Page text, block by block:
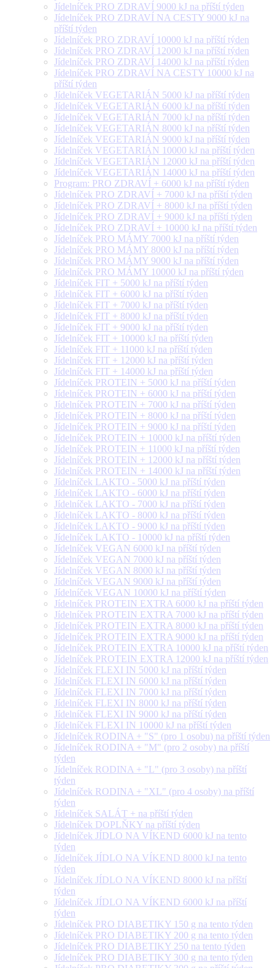
Jídelníček PRO ZDRAVÍ 9000 kJ na příští týden
Jídelníček PRO ZDRAVÍ NA CESTY 9000 kJ na
příští týden
Jídelníček PRO ZDRAVÍ 10000 kJ na příští týden
Jídelníček PRO ZDRAVÍ 12000 kJ na příští týden
Jídelníček PRO ZDRAVÍ 14000 kJ na příští týden
Jídelníček PRO ZDRAVÍ NA CESTY 10000 kJ na
příští týden
Jídelníček VEGETARIÁN 5000 kJ na příští týden
Jídelníček VEGETARIÁN 6000 kJ na příští týden
Jídelníček VEGETARIÁN 7000 kJ na příští týden
Jídelníček VEGETARIÁN 8000 kJ na příští týden
Jídelníček VEGETARIÁN 9000 kJ na příští týden
Jídelníček VEGETARIÁN 10000 kJ na příští týden
Jídelníček VEGETARIÁN 12000 kJ na příští týden
Jídelníček VEGETARIÁN 14000 kJ na příští týden
Program: PRO ZDRAVÍ + 6000 kJ na příští týden
Jídelníček PRO ZDRAVÍ + 7000 kJ na příští týden
Jídelníček PRO ZDRAVÍ + 8000 kJ na příští týden
Jídelníček PRO ZDRAVÍ + 9000 kJ na příští týden
Jídelníček PRO ZDRAVÍ + 10000 kJ na příští týden
Jídelníček PRO MÁMY 7000 kJ na příští týden
Jídelníček PRO MÁMY 8000 kJ na příští týden
Jídelníček PRO MÁMY 9000 kJ na příští týden
Jídelníček PRO MÁMY 10000 kJ na příští týden
Jídelníček FIT + 5000 kJ na příští týden
Jídelníček FIT + 6000 kJ na příští týden
Jídelníček FIT + 7000 kJ na příští týden
Jídelníček FIT + 8000 kJ na příští týden
Jídelníček FIT + 9000 kJ na příští týden
Jídelníček FIT + 10000 kJ na příští týden
Jídelníček FIT + 11000 kJ na příští týden
Jídelníček FIT + 12000 kJ na příští týden
Jídelníček FIT + 14000 kJ na příští týden
Jídelníček PROTEIN + 5000 kJ na příští týden
Jídelníček PROTEIN + 6000 kJ na příští týden
Jídelníček PROTEIN + 7000 kJ na příští týden
Jídelníček PROTEIN + 8000 kJ na příští týden
Jídelníček PROTEIN + 9000 kJ na příští týden
Jídelníček PROTEIN + 10000 kJ na příští týden
Jídelníček PROTEIN + 11000 kJ na příští týden
Jídelníček PROTEIN + 12000 kJ na příští týden
Jídelníček PROTEIN + 14000 kJ na příští týden
Jídelníček LAKTO - 5000 kJ na příští týden
Jídelníček LAKTO - 6000 kJ na příští týden
Jídelníček LAKTO - 7000 kJ na příští týden
Jídelníček LAKTO - 8000 kJ na příští týden
Jídelníček LAKTO - 9000 kJ na příští týden
Jídelníček LAKTO - 10000 kJ na příští týden
Jídelníček VEGAN 6000 kJ na příští týden
Jídelníček VEGAN 7000 kJ na příští týden
Jídelníček VEGAN 8000 kJ na příští týden
Jídelníček VEGAN 9000 kJ na příští týden
Jídelníček VEGAN 10000 kJ na příští týden
Jídelníček PROTEIN EXTRA 6000 kJ na příští týden
Jídelníček PROTEIN EXTRA 7000 kJ na příští týden
Jídelníček PROTEIN EXTRA 8000 kJ na příští týden
Jídelníček PROTEIN EXTRA 9000 kJ na příští týden
Jídelníček PROTEIN EXTRA 10000 kJ na příští týden
Jídelníček PROTEIN EXTRA 12000 kJ na příští týden
Jídelníček FLEXI IN 5000 kJ na příští týden
Jídelníček FLEXI IN 6000 kJ na příští týden
Jídelníček FLEXI IN 7000 kJ na příští týden
Jídelníček FLEXI IN 8000 kJ na příští týden
Jídelníček FLEXI IN 9000 kJ na příští týden
Jídelníček FLEXI IN 10000 kJ na příští týden
Jídelníček RODINA + "S" (pro 1 osobu) na příští týden
Jídelníček RODINA + "M" (pro 2 osoby) na příští
týden
Jídelníček RODINA + "L" (pro 3 osoby) na příští
týden
Jídelníček RODINA + "XL" (pro 4 osoby) na příští
týden
Jídelníček SALÁT + na příští týden
Jídelníček DOPLŇKY na příští týden
Jídelníček JÍDLO NA VÍKEND 6000 kJ na tento
týden
Jídelníček JÍDLO NA VÍKEND 8000 kJ na tento
týden
Jídelníček JÍDLO NA VÍKEND 8000 kJ na příští
týden
Jídelníček JÍDLO NA VÍKEND 6000 kJ na příští
týden
Jídelníček PRO DIABETIKY 150 g na tento týden
Jídelníček PRO DIABETIKY 200 g na tento týden
Jídelníček PRO DIABETIKY 250 na tento týden
Jídelníček PRO DIABETIKY 300 g na tento týden